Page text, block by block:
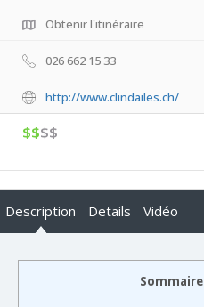
Obtenir l'itinéraire
026 662 15 33
http://www.clindailes.ch/
$$$$
Description Details Vidéo
Sommaire